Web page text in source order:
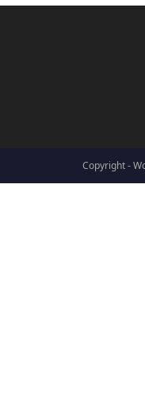
Copyright -